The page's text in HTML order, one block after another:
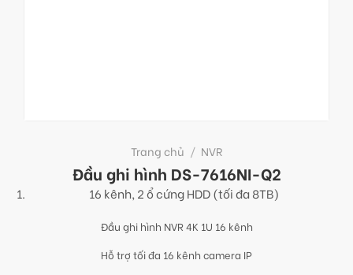
Trang chủ / NVR
Đầu ghi hình DS-7616NI-Q2
16 kênh, 2 ổ cứng HDD (tối đa 8TB)
Đầu ghi hình NVR 4K 1U 16 kênh
Hỗ trợ tối đa 16 kênh camera IP